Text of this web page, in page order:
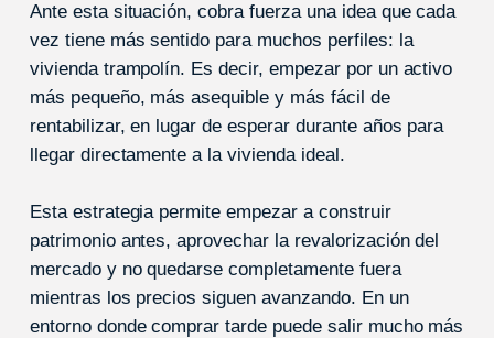
Ante esta situación, cobra fuerza una idea que cada
vez tiene más sentido para muchos perfiles: la
vivienda trampolín. Es decir, empezar por un activo
más pequeño, más asequible y más fácil de
rentabilizar, en lugar de esperar durante años para
llegar directamente a la vivienda ideal.
Esta estrategia permite empezar a construir
patrimonio antes, aprovechar la revalorización del
mercado y no quedarse completamente fuera
mientras los precios siguen avanzando. En un
entorno donde comprar tarde puede salir mucho más